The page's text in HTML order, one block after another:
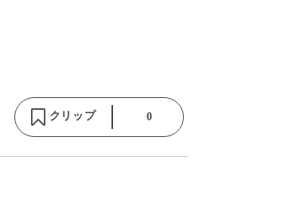
クリップ 0